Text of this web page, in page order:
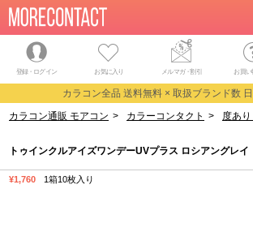
登録・ログイン お気に入り メルマガ・割引 お買い
カラコン全品 送料無料 × 取扱ブランド数
カラコン通販 モアコン > カラーコンタクト > 度あ
トゥインクルアイズワンデーUVプラス ロシアングレイ
¥1,760 1箱10枚入り